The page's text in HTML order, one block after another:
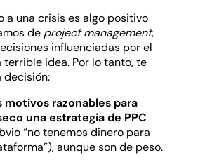
a una crisis es algo positivo
de project management,
influenciadas por el
terrible idea. Por lo tanto, te
decisión:
motivos razonables para
una estrategia de PPC
“no tenemos dinero para
aunque son de peso.